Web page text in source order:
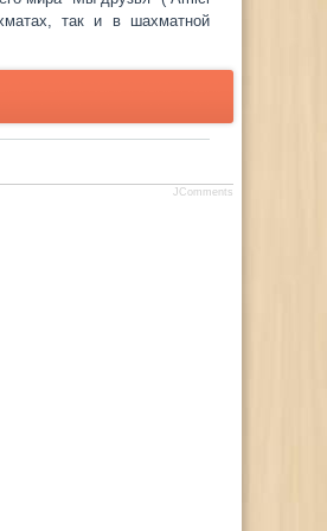
так и в шахматной
JComments